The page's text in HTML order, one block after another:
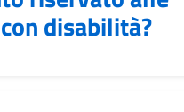
disabilità?